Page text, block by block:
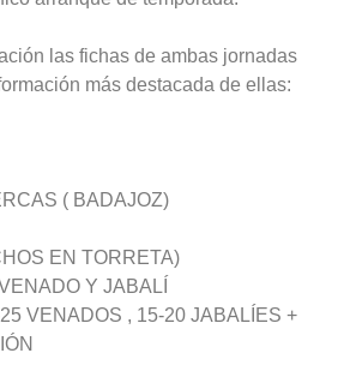
las fichas de ambas jornadas
más destacada de ellas:
( BADAJOZ)
EN TORRETA)
Y JABALÍ
VENADOS , 15-20 JABALÍES +